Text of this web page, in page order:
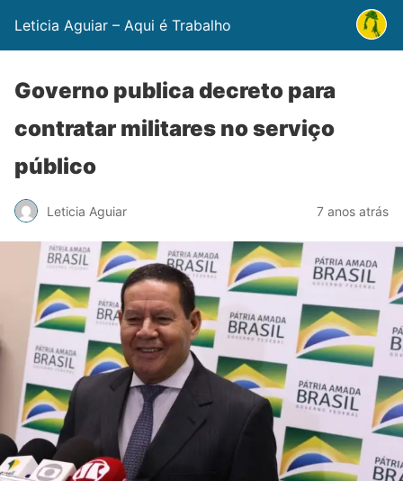
Leticia Aguiar – Aqui é Trabalho
Governo publica decreto para
contratar militares no serviço
público
Leticia Aguiar 7 anos atrás